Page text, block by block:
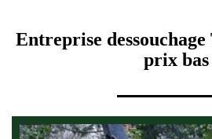
Entreprise
prix bas